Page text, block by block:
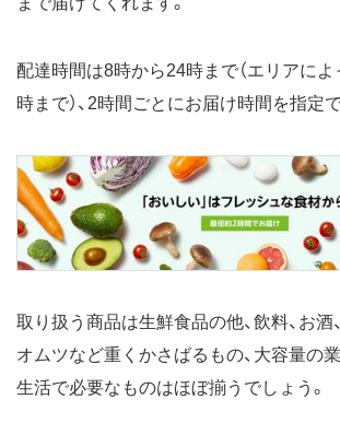
配達時間は8時から24時まで（エリアに
時まで）、2時間ごとにお届け時間を指定
取り扱う商品は生鮮食品の他、飲料、お酒
オムツなど重くかさばるもの、大容量の
生活で必要なものはほぼ揃うでしょう。